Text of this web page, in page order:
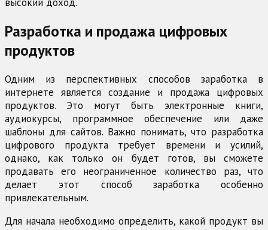
Разработка и продажа цифровых
продуктов
Одним из перспективных способов заработка в
интернете является создание и продажа цифровых
продуктов. Это могут быть электронные книги,
аудиокурсы, программное обеспечение или даже
шаблоны для сайтов. Важно понимать, что разработка
цифрового продукта требует времени и усилий,
однако, как только он будет готов, вы сможете
продавать его неограниченное количество раз, что
делает этот способ заработка особенно
привлекательным.
Для начала необходимо определить, какой продукт вы